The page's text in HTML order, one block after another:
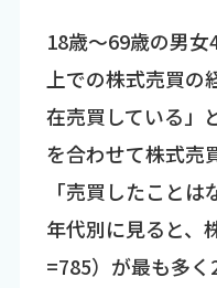
18歳～69歳の男
上での株式売買
在売買している」
を合わせて株式売
「売買したことは
年代別に見ると、
=785）が最も多